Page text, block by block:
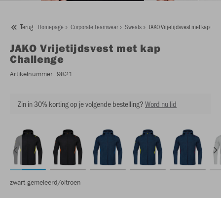
Terug Homepage Corporate Teamwear Sweats JAKO Vrijetijdsvest met kap
JAKO Vrijetijdsvest met kap
Challenge
Artikelnummer: 9821
Zin in 30% korting op je volgende bestelling?Word nu lid
zwart gemeleerd/citroen